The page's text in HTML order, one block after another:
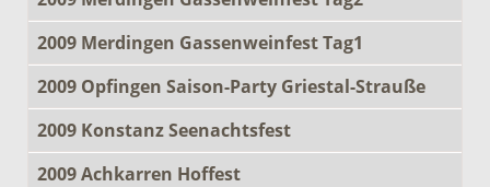
2009 Merdingen Gassenweinfest Tag1
2009 Opfingen Saison-Party Griestal-Strauße
2009 Konstanz Seenachtsfest
2009 Achkarren Hoffest